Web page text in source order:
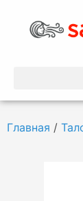
Главная /